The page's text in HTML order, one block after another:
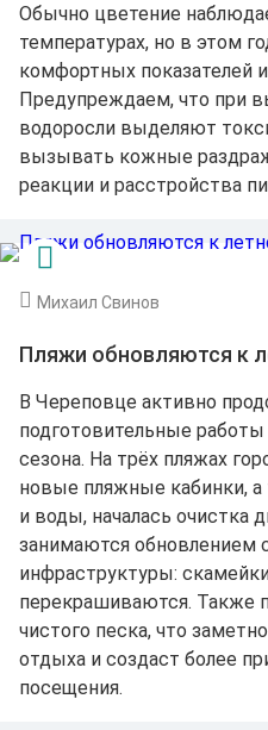
Обычно цветение
температурах, но в этом
комфортных показателей
Предупреждаем, что при
водоросли выделяют
вызывать кожные
реакции и расстройства
Михаил Свинов
Пляжи обновляются к
В Череповце активно
подготовительные работы
сезона. На трёх пляжах
новые пляжные кабинки,
и воды, началась очистка
занимаются
инфраструктуры:
перекрашиваются. Также
чистого песка, что
отдыха и создаст более
посещения.